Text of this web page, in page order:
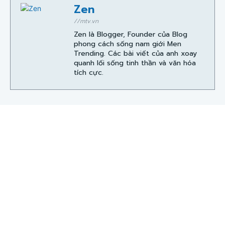
Zen
//mtv.vn
Zen là Blogger, Founder của Blog
phong cách sống nam giới Men
Trending. Các bài viết của anh xoay
quanh lối sống tinh thần và văn hóa
tích cực.